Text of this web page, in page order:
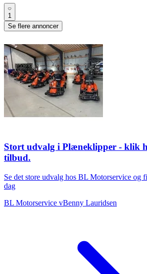
1
Se flere annoncer
Stort udvalg i Plæneklipper - klik
tilbud.
Se det store udvalg hos BL Motorservice og
dag
BL Motorservice vBenny Lauridsen